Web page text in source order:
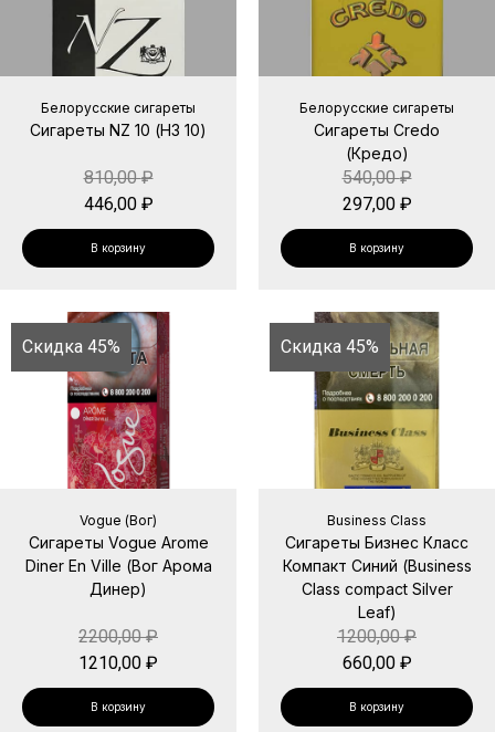
Белорусские сигареты
Сигареты NZ 10 (НЗ 10)
810,00₽
446,00 ₽
В корзину
Белорусские сигареты
Сигареты Credo
(Кредо)
540,00₽
297,00 ₽
В корзину
Скидка 45%
Vogue (Вог)
Сигареты Vogue Arome
Diner En Ville (Вог Арома
Динер)
2200,00₽
1210,00 ₽
В корзину
Скидка 45%
Business Class
Сигареты Бизнес Класс
Компакт Синий (Business
Class compact Silver
Leaf)
1200,00₽
660,00 ₽
В корзину